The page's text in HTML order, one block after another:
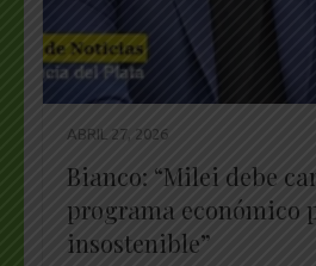
ABRIL 27, 2026
Bianco: “Milei debe
programa económico
insostenible”